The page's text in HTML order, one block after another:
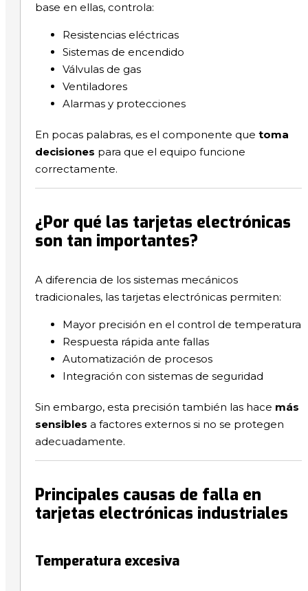
base en ellas, controla:
Resistencias eléctricas
Sistemas de encendido
Válvulas de gas
Ventiladores
Alarmas y protecciones
En pocas palabras, es el componente que toma
decisiones para que el equipo funcione
correctamente.
¿Por qué las tarjetas electrónicas
son tan importantes?
A diferencia de los sistemas mecánicos
tradicionales, las tarjetas electrónicas permiten:
Mayor precisión en el control de temperatura
Respuesta rápida ante fallas
Automatización de procesos
Integración con sistemas de seguridad
Sin embargo, esta precisión también las hace más
sensibles a factores externos si no se protegen
adecuadamente.
Principales causas de falla en
tarjetas electrónicas industriales
Temperatura excesiva